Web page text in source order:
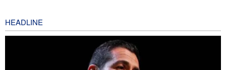
HEADLINE